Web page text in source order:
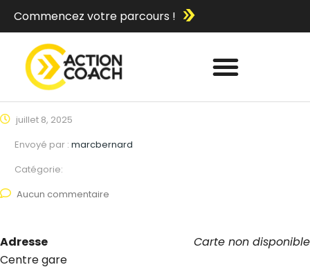
Commencez votre parcours !
juillet 8, 2025
Envoyé par : marcbernard
Catégorie:
Aucun commentaire
Carte non disponible
Adresse
Centre gare